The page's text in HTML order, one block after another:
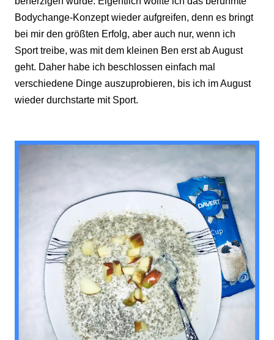
Bodychange-Konzept wieder aufgreifen, denn es bringt
bei mir den größten Erfolg, aber auch nur, wenn ich
Sport treibe, was mit dem kleinen Ben erst ab August
geht. Daher habe ich beschlossen einfach mal
verschiedene Dinge auszuprobieren, bis ich im August
wieder durchstarte mit Sport.